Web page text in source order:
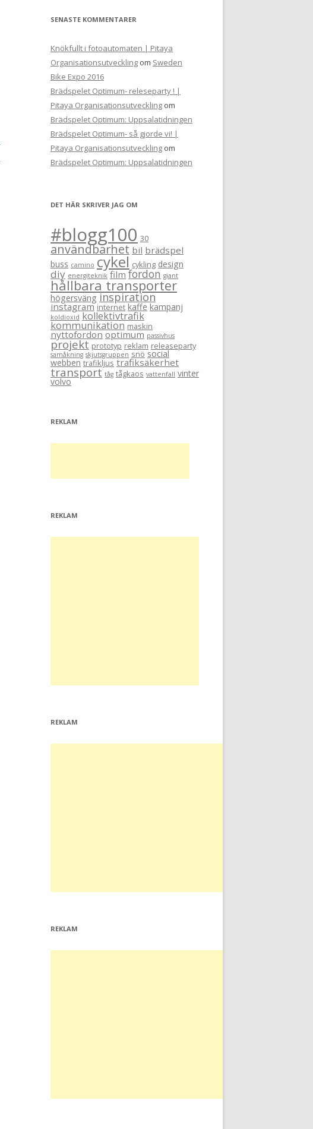
SENASTE KOMMENTARER
Knökfullt i fotoautomaten | Pitaya
Organisationsutveckling om Sweden
Bike Expo 2016
Brädspelet Optimum- releseparty ! |
Pitaya Organisationsutveckling om
Brädspelet Optimum: Uppsalatidningen
Brädspelet Optimum- så gjorde vi! |
Pitaya Organisationsutveckling om
Brädspelet Optimum: Uppsalatidningen
DET HÄR SKRIVER JAG OM
#blogg100 30
användbarhet bil brädspel
buss camino cykel cykling design
diy energiteknik film fordon giant
hållbara transporter
högersväng inspiration
instagram internet kaffe kampanj
koldioxid kollektivtrafik
kommunikation maskin
nyttofordon optimum passivhus
projekt prototyp reklam releaseparty
samåkning skjutsgruppen snö social
webben trafikljus trafiksäkerhet
transport tåg tågkaos vattenfall vinter
volvo
REKLAM
REKLAM
REKLAM
REKLAM